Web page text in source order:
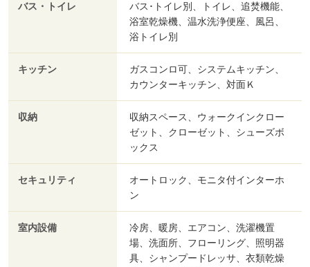
バス・トイレ
バス･トイレ別、トイレ、追焚機能、
浴室乾燥機、温水洗浄便座、風呂、
浴トイレ別
キッチン
ガスコンロ可、システムキッチン、
カウンターキッチン、対面Ｋ
収納
収納スペース、ウォークインクロー
ゼット、クローゼット、シューズボ
ックス
セキュリティ
オートロック、モニタ付インターホ
ン
室内設備
冷房、暖房、エアコン、洗濯機置
場、洗面所、フローリング、照明器
具、シャンプードレッサ、衣類乾燥